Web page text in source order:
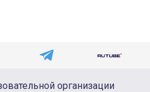
организации